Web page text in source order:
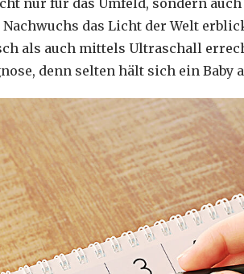
das Licht der Welt
als auch mittels Ultraschall
denn selten hält sich ein Baby